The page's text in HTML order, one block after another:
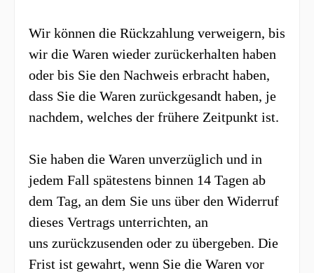
Wir können die Rückzahlung verweigern, bis
wir die Waren wieder zurückerhalten haben
oder bis Sie den Nachweis erbracht haben,
dass Sie die Waren zurückgesandt haben, je
nachdem, welches der frühere Zeitpunkt ist.
Sie haben die Waren unverzüglich und in
jedem Fall spätestens binnen 14 Tagen ab
dem Tag, an dem Sie uns über den Widerruf
dieses Vertrags unterrichten, an
uns zurückzusenden oder zu übergeben. Die
Frist ist gewahrt, wenn Sie die Waren vor